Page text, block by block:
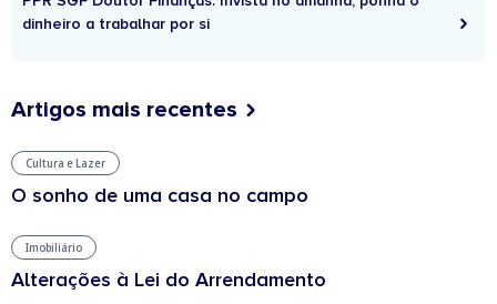
dinheiro a trabalhar por si
Artigos mais recentes
Cultura e Lazer
O sonho de uma casa no campo
Imobiliário
Alterações à Lei do Arrendamento